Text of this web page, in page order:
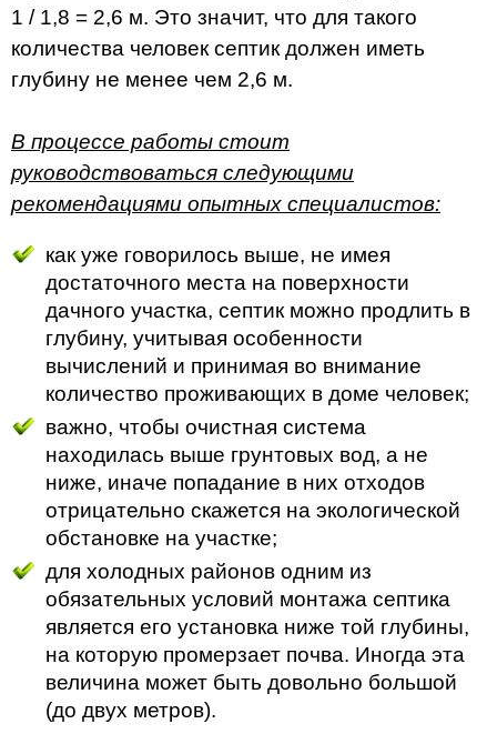
1 / 1,8 = 2,6 м. Это значит, что для такого
количества человек септик должен иметь
глубину не менее чем 2,6 м.
В процессе работы стоит
руководствоваться следующими
рекомендациями опытных специалистов:
как уже говорилось выше, не имея
достаточного места на поверхности
дачного участка, септик можно продлить в
глубину, учитывая особенности
вычислений и принимая во внимание
количество проживающих в доме человек;
важно, чтобы очистная система
находилась выше грунтовых вод, а не
ниже, иначе попадание в них отходов
отрицательно скажется на экологической
обстановке на участке;
для холодных районов одним из
обязательных условий монтажа септика
является его установка ниже той глубины,
на которую промерзает почва. Иногда эта
величина может быть довольно большой
(до двух метров).